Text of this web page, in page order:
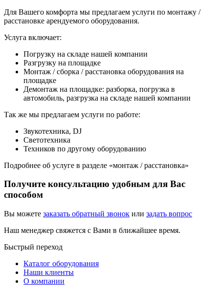
Для Вашего комфорта мы предлагаем услуги по монтажу /
расстановке арендуемого оборудования.
Услуга включает:
Погрузку на складе нашей компании
Разгрузку на площадке
Монтаж / сборка / расстановка оборудования на
площадке
Демонтаж на площадке: разборка, погрузка в
автомобиль, разгрузка на складе нашей компании
Так же мы предлагаем услуги по работе:
Звукотехника, DJ
Светотехника
Техников по другому оборудованию
Подробнее об услуге в разделе «монтаж / расстановка»
Получите консультацию удобным для Вас
способом
Вы можете заказать обратный звонок или задать вопрос
Наш менеджер свяжется с Вами в ближайшее время.
Быстрый переход
Каталог оборудования
Наши клиенты
О компании